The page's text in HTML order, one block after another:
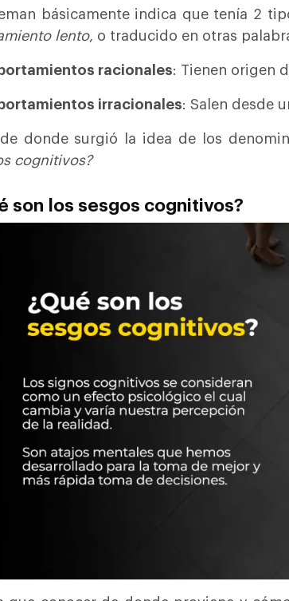
básicamente indica que tenía 2
lento, o traducido en otras
racionales: Tienen origen
irracionales: Salen desde
donde surgió la idea de los
cognitivos?
son los sesgos cognitivos?